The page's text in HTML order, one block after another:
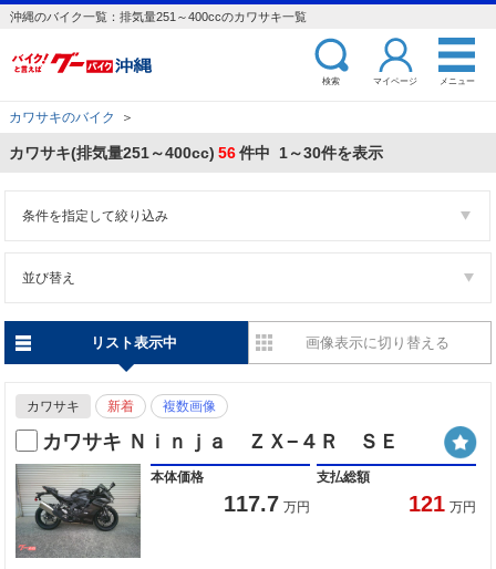
沖縄のバイク一覧：排気量251～400ccのカワサキ一覧
検索 マイページ メニュー
カワサキのバイク ＞
カワサキ(排気量251～400cc) 56件中 1～30件を表示
条件を指定して絞り込み
並び替え
リスト表示中 画像表示に切り替える
カワサキ 新着 複数画像
カワサキ Ｎｉｎｊａ ＺＸ−４Ｒ ＳＥ
本体価格
117.7 万円
支払総額
121 万円